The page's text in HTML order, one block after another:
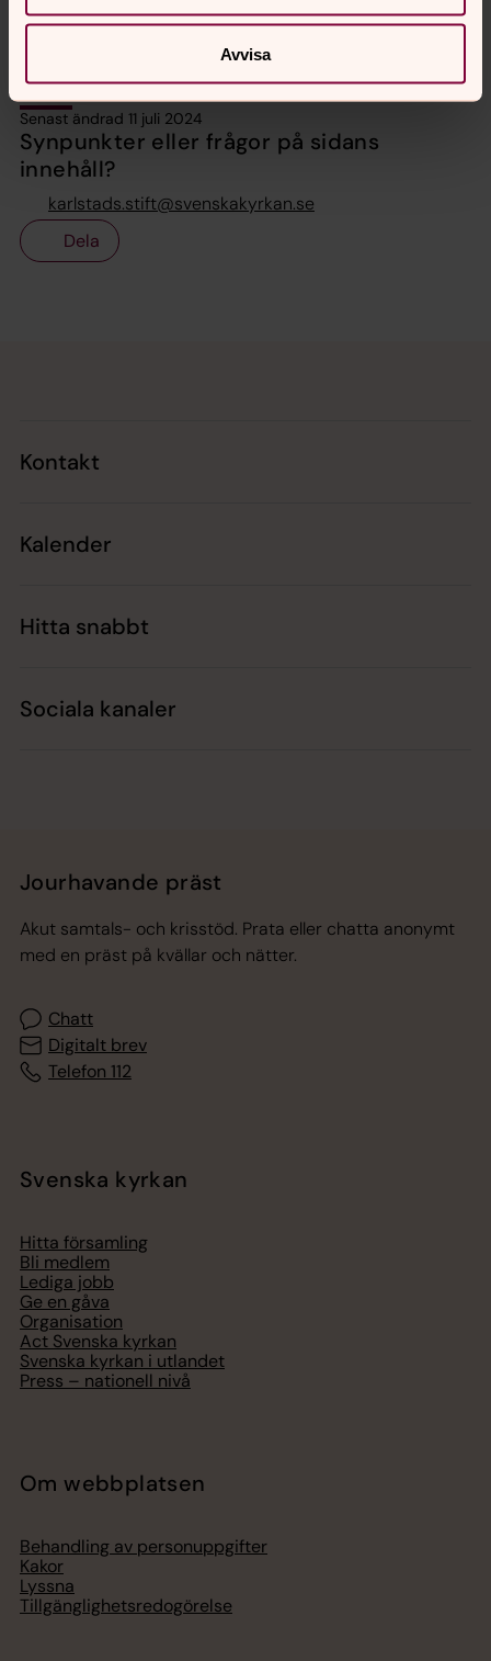
Avvisa
Kyrknytt på Karlstads pastorats webbplats
Senast ändrad 11 juli 2024
Synpunkter eller frågor på sidans
innehåll?
karlstads.stift@svenskakyrkan.se
Dela
Kontakt
Kalender
Hitta snabbt
Sociala kanaler
Jourhavande präst
Akut samtals- och krisstöd. Prata eller chatta anonymt
med en präst på kvällar och nätter.
Chatt
Digitalt brev
Telefon 112
Svenska kyrkan
Hitta församling
Bli medlem
Lediga jobb
Ge en gåva
Organisation
Act Svenska kyrkan
Svenska kyrkan i utlandet
Press – nationell nivå
Om webbplatsen
Behandling av personuppgifter
Kakor
Lyssna
Tillgänglighetsredogörelse